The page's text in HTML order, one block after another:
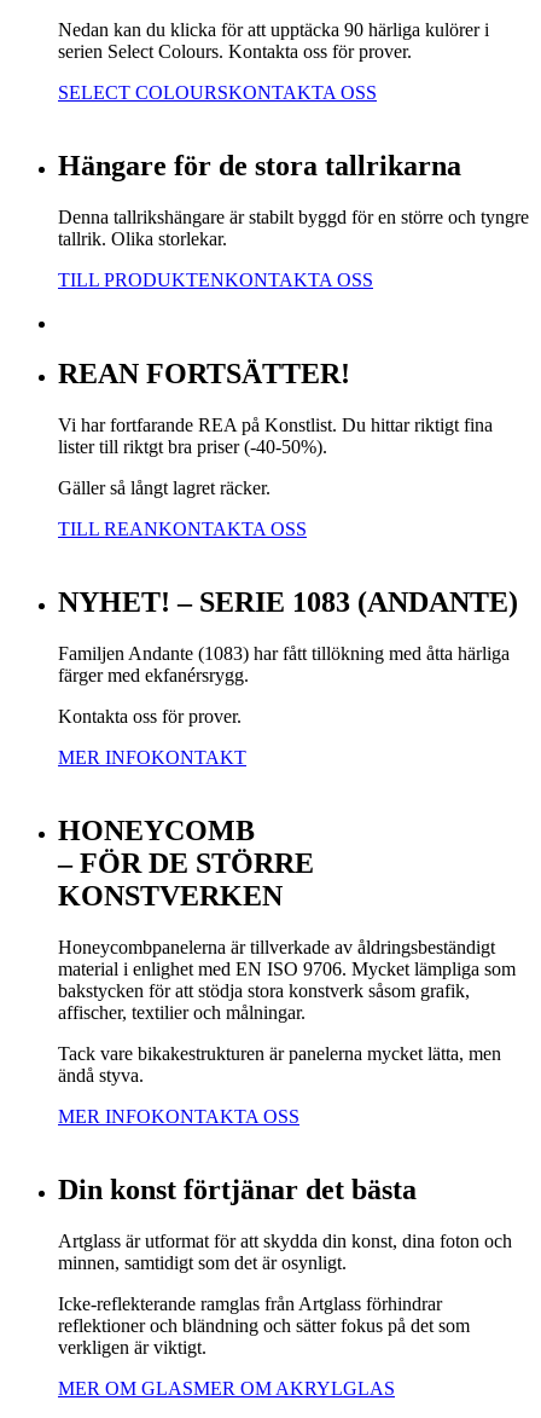
Nedan kan du klicka för att upptäcka 90 härliga kulörer i
serien Select Colours. Kontakta oss för prover.
SELECT COLOURSKONTAKTA OSS
Hängare för de stora tallrikarna
Denna tallrikshängare är stabilt byggd för en större och tyngre
tallrik. Olika storlekar.
TILL PRODUKTENKONTAKTA OSS
REAN FORTSÄTTER!
Vi har fortfarande REA på Konstlist. Du hittar riktigt fina
lister till riktgt bra priser (-40-50%).
Gäller så långt lagret räcker.
TILL REANKONTAKTA OSS
NYHET! – SERIE 1083 (ANDANTE)
Familjen Andante (1083) har fått tillökning med åtta härliga
färger med ekfanérsrygg.
Kontakta oss för prover.
MER INFOKONTAKT
HONEYCOMB
– FÖR DE STÖRRE
KONSTVERKEN
Honeycombpanelerna är tillverkade av åldringsbeständigt
material i enlighet med EN ISO 9706. Mycket lämpliga som
bakstycken för att stödja stora konstverk såsom grafik,
affischer, textilier och målningar.
Tack vare bikakestrukturen är panelerna mycket lätta, men
ändå styva.
MER INFOKONTAKTA OSS
Din konst förtjänar det bästa
Artglass är utformat för att skydda din konst, dina foton och
minnen, samtidigt som det är osynligt.
Icke-reflekterande ramglas från Artglass förhindrar
reflektioner och bländning och sätter fokus på det som
verkligen är viktigt.
MER OM GLASMER OM AKRYLGLAS